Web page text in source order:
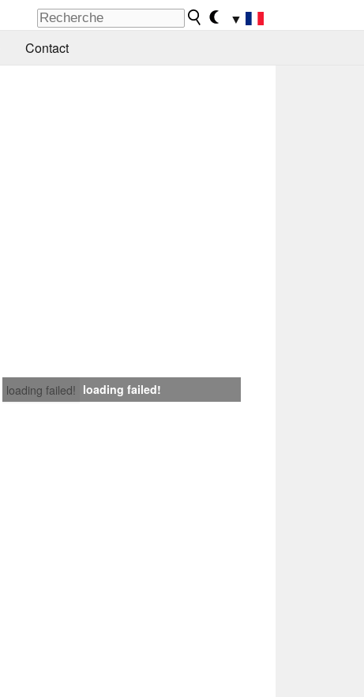
▼
Contact
loading failed! loading failed!